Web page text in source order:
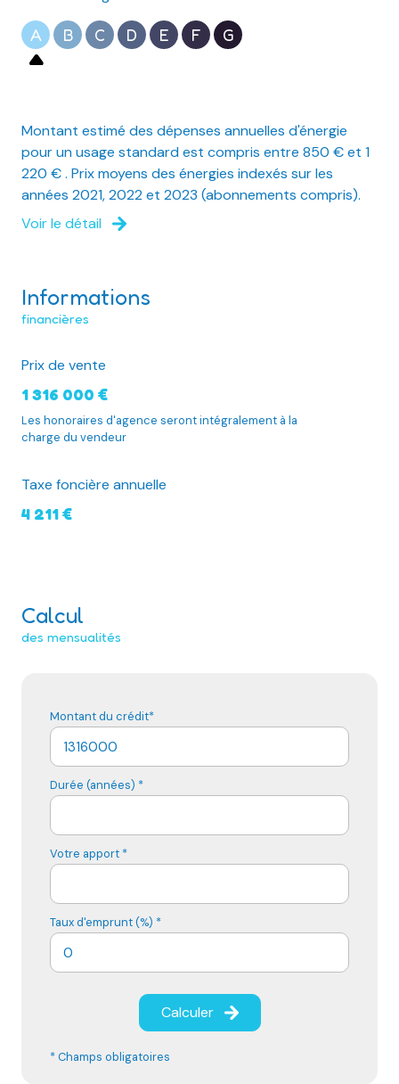
A B C D E F G
Montant estimé des dépenses annuelles d'énergie
pour un usage standard est compris entre 850 € et 1
220 € . Prix moyens des énergies indexés sur les
années 2021, 2022 et 2023 (abonnements compris).
Voir le détail
Informations
financières
Prix de vente
1 316 000 €
Les honoraires d'agence seront intégralement à la
charge du vendeur
Taxe foncière annuelle
4 211 €
Calcul
des mensualités
Montant du crédit*
Durée (années) *
Votre apport *
Taux d'emprunt (%) *
Calculer
* Champs obligatoires